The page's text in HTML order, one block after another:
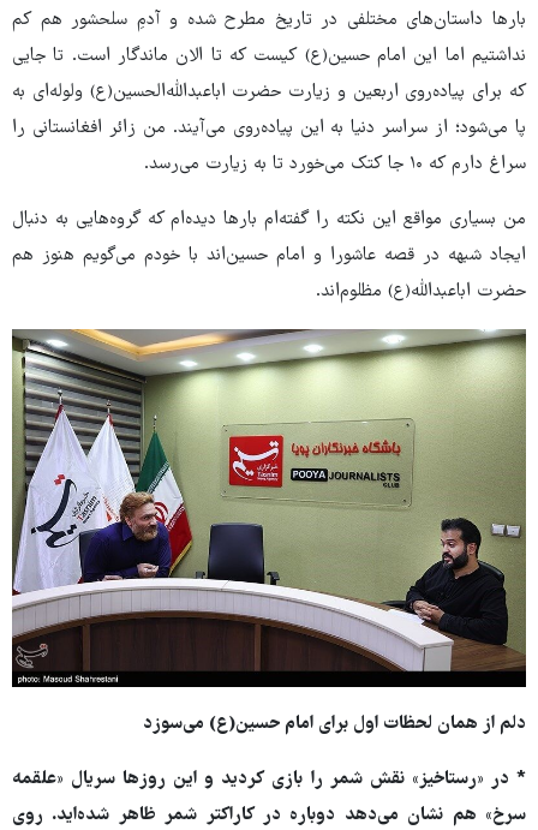
بارها داستان‌های مختلفی در تاریخ مطرح شده و آدمِ سلحشور هم کم
نداشتیم اما این امام حسین(ع) کیست که تا الان ماندگار است. تا جایی
که برای پیاده‌روی اربعین و زیارت حضرت اباعبدالله‌الحسین(ع) ولوله‌ای به
پا می‌شود؛ از سراسر دنیا به این پیاده‌روی می‌آیند. من زائر افغانستانی را
سراغ دارم که ۱۰ جا کتک می‌خورد تا به زیارت می‌رسد.
من بسیاری مواقع این نکته را گفته‌ام بارها دیده‌ام که گروه‌هایی به دنبال
ایجاد شبهه در قصه عاشورا و امام حسین‌اند با خودم می‌گویم هنوز هم
حضرت اباعبدالله(ع) مظلوم‌اند.
دلم از همان لحظات اول برای امام حسین(ع) می‌سوزد
* در «رستاخیز» نقش شمر را بازی کردید و این روزها سریال «علقمه
سرخ» هم نشان می‌دهد دوباره در کاراکتر شمر ظاهر شده‌اید. روی